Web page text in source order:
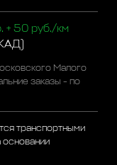
+ 50 руб./км
Малого
заказы - по
транспортными
основании